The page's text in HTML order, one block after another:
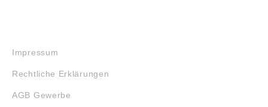
Impressum
Rechtliche Erklärungen
AGB Gewerbe